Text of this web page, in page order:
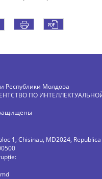
Республики Молдова
ПО
1, Chisinau, MD2024,